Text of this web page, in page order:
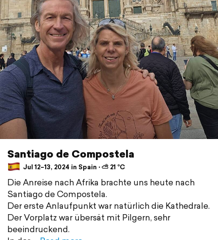
Santiago de Compostela
Jul 12–13, 2024 in Spain ⋅ ⛅ 21 °C
Die Anreise nach Afrika brachte uns heute nach
Santiago de Compostela.
Der erste Anlaufpunkt war natürlich die Kathedrale.
Der Vorplatz war übersät mit Pilgern, sehr
beeindruckend.